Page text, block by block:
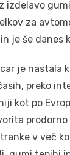
izdelavo
za
je še danes
je nastala
preko
kot po
prodorno
v več